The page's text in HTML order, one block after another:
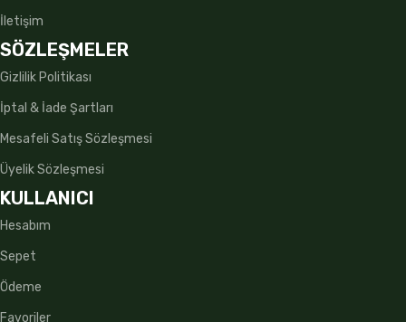
İletişim
SÖZLEŞMELER
Gizlilik Politikası
İptal & İade Şartları
Mesafeli Satış Sözleşmesi
Üyelik Sözleşmesi
KULLANICI
Hesabım
Sepet
Ödeme
Favoriler